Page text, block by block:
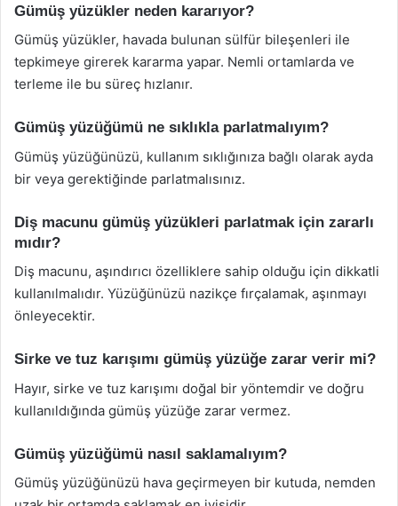
Gümüş yüzükler neden kararıyor?
Gümüş yüzükler, havada bulunan sülfür bileşenleri ile
tepkimeye girerek kararma yapar. Nemli ortamlarda ve
terleme ile bu süreç hızlanır.
Gümüş yüzüğümü ne sıklıkla parlatmalıyım?
Gümüş yüzüğünüzü, kullanım sıklığınıza bağlı olarak ayda
bir veya gerektiğinde parlatmalısınız.
Diş macunu gümüş yüzükleri parlatmak için zararlı
mıdır?
Diş macunu, aşındırıcı özelliklere sahip olduğu için dikkatli
kullanılmalıdır. Yüzüğünüzü nazikçe fırçalamak, aşınmayı
önleyecektir.
Sirke ve tuz karışımı gümüş yüzüğe zarar verir mi?
Hayır, sirke ve tuz karışımı doğal bir yöntemdir ve doğru
kullanıldığında gümüş yüzüğe zarar vermez.
Gümüş yüzüğümü nasıl saklamalıyım?
Gümüş yüzüğünüzü hava geçirmeyen bir kutuda, nemden